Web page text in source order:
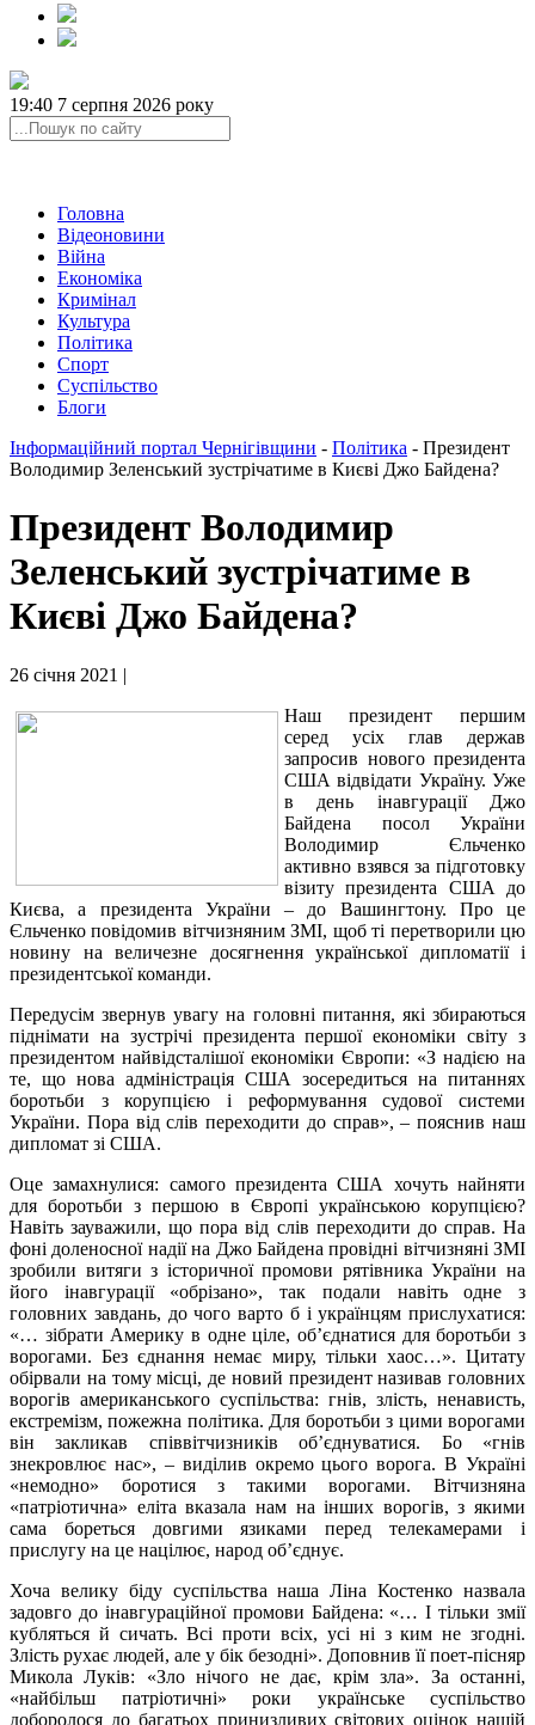
19:40 7 серпня 2026 року
Головна
Відеоновини
Війна
Економіка
Кримінал
Культура
Політика
Спорт
Суспільство
Блоги
Інформаційний портал Чернігівщини - Політика - Президент
Володимир Зеленський зустрічатиме в Києві Джо Байдена?
Президент Володимир
Зеленський зустрічатиме в
Києві Джо Байдена?
26 січня 2021 |
Наш президент першим
серед усіх глав держав
запросив нового президента
США відвідати Україну. Уже
в день інавгурації Джо
Байдена посол України
Володимир Єльченко
активно взявся за підготовку
візиту президента США до
Києва, а президента України – до Вашингтону. Про це
Єльченко повідомив вітчизняним ЗМІ, щоб ті перетворили цю
новину на величезне досягнення української дипломатії і
президентської команди.
Передусім звернув увагу на головні питання, які збираються
піднімати на зустрічі президента першої економіки світу з
президентом найвідсталішої економіки Європи: «З надією на
те, що нова адміністрація США зосередиться на питаннях
боротьби з корупцією і реформування судової системи
України. Пора від слів переходити до справ», – пояснив наш
дипломат зі США.
Оце замахнулися: самого президента США хочуть найняти
для боротьби з першою в Європі українською корупцією?
Навіть зауважили, що пора від слів переходити до справ. На
фоні доленосної надії на Джо Байдена провідні вітчизняні ЗМІ
зробили витяги з історичної промови рятівника України на
його інавгурації «обрізано», так подали навіть одне з
головних завдань, до чого варто б і українцям прислухатися:
«… зібрати Америку в одне ціле, об’єднатися для боротьби з
ворогами. Без єднання немає миру, тільки хаос…». Цитату
обірвали на тому місці, де новий президент називав головних
ворогів американського суспільства: гнів, злість, ненависть,
екстремізм, пожежна політика. Для боротьби з цими ворогами
він закликав співвітчизників об’єднуватися. Бо «гнів
знекровлює нас», – виділив окремо цього ворога. В Україні
«немодно» боротися з такими ворогами. Вітчизняна
«патріотична» еліта вказала нам на інших ворогів, з якими
сама бореться довгими язиками перед телекамерами і
прислугу на це націлює, народ об’єднує.
Хоча велику біду суспільства наша Ліна Костенко назвала
задовго до інавгураційної промови Байдена: «… І тільки змії
кубляться й сичать. Всі проти всіх, усі ні з ким не згодні.
Злість рухає людей, але у бік безодні». Доповнив її поет-пісняр
Микола Луків: «Зло нічого не дає, крім зла». За останні,
«найбільш патріотичні» роки українське суспільство
доборолося до багатьох принизливих світових оцінок нашій